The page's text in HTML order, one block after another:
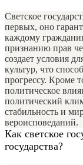
Светское
первых, оно
каждому
признанию прав
создает условия
культур, что
прогрессу. Кроме
политическое
политический
стабильность и
вероисповеданий.
Как светское
государства?